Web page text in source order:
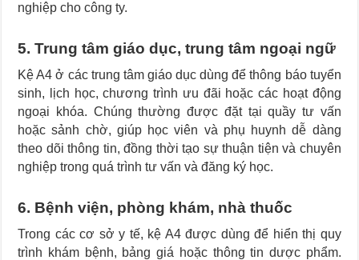
nghiệp cho công ty.
5. Trung tâm giáo dục, trung tâm ngoại ngữ
Kệ A4 ở các trung tâm giáo dục dùng để thông báo tuyển
sinh, lịch học, chương trình ưu đãi hoặc các hoạt động
ngoại khóa. Chúng thường được đặt tại quầy tư vấn
hoặc sảnh chờ, giúp học viên và phụ huynh dễ dàng
theo dõi thông tin, đồng thời tạo sự thuận tiện và chuyên
nghiệp trong quá trình tư vấn và đăng ký học.
6. Bệnh viện, phòng khám, nhà thuốc
Trong các cơ sở y tế, kệ A4 được dùng để hiển thị quy
trình khám bệnh, bảng giá hoặc thông tin dược phẩm.